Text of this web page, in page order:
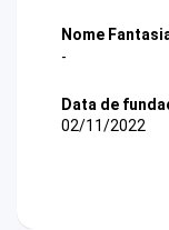
Nome
-
Data de
02/11/2022